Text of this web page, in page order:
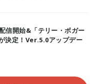
信開始&「テリー・ボガー
決定！Ver.5.0アップデー